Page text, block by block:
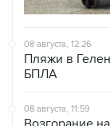
08 августа, 12:26
Пляжи в
БПЛА
08 августа, 11:59